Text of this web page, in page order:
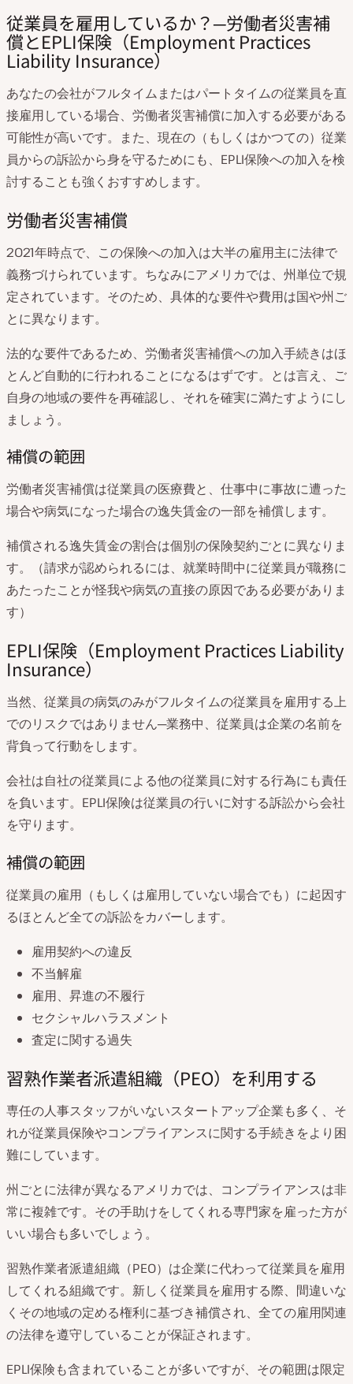
従業員を雇用しているか？─労働者災害補
償とEPLI保険（Employment Practices
Liability Insurance）
あなたの会社がフルタイムまたはパートタイムの従業員を直
接雇用している場合、労働者災害補償に加入する必要がある
可能性が高いです。また、現在の（もしくはかつての）従業
員からの訴訟から身を守るためにも、EPLI保険への加入を検
討することも強くおすすめします。
労働者災害補償
2021年時点で、この保険への加入は大半の雇用主に法律で
義務づけられています。ちなみにアメリカでは、州単位で規
定されています。そのため、具体的な要件や費用は国や州ご
とに異なります。
法的な要件であるため、労働者災害補償への加入手続きはほ
とんど自動的に行われることになるはずです。とは言え、ご
自身の地域の要件を再確認し、それを確実に満たすようにし
ましょう。
補償の範囲
労働者災害補償は従業員の医療費と、仕事中に事故に遭った
場合や病気になった場合の逸失賃金の一部を補償します。
補償される逸失賃金の割合は個別の保険契約ごとに異なりま
す。（請求が認められるには、就業時間中に従業員が職務に
あたったことが怪我や病気の直接の原因である必要がありま
す）
EPLI保険（Employment Practices Liability
Insurance）
当然、従業員の病気のみがフルタイムの従業員を雇用する上
でのリスクではありません─業務中、従業員は企業の名前を
背負って行動をします。
会社は自社の従業員による他の従業員に対する行為にも責任
を負います。EPLI保険は従業員の行いに対する訴訟から会社
を守ります。
補償の範囲
従業員の雇用（もしくは雇用していない場合でも）に起因す
るほとんど全ての訴訟をカバーします。
雇用契約への違反
不当解雇
雇用、昇進の不履行
セクシャルハラスメント
査定に関する過失
習熟作業者派遣組織（PEO）を利用する
専任の人事スタッフがいないスタートアップ企業も多く、そ
れが従業員保険やコンプライアンスに関する手続きをより困
難にしています。
州ごとに法律が異なるアメリカでは、コンプライアンスは非
常に複雑です。その手助けをしてくれる専門家を雇った方が
いい場合も多いでしょう。
習熟作業者派遣組織（PEO）は企業に代わって従業員を雇用
してくれる組織です。新しく従業員を雇用する際、間違いな
くその地域の定める権利に基づき補償され、全ての雇用関連
の法律を遵守していることが保証されます。
EPLI保険も含まれていることが多いですが、その範囲は限定